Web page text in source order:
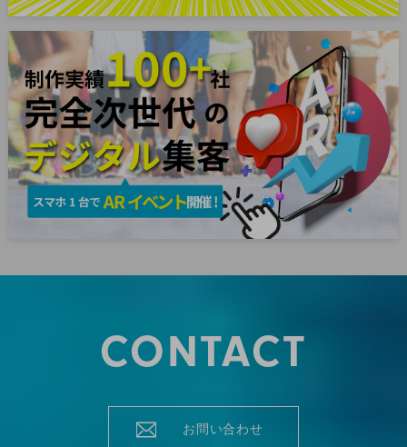
CONTACT
お問い合わせ